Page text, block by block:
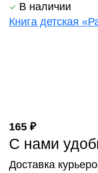
В наличии
Книга детская
165 ₽
С нами
Доставка